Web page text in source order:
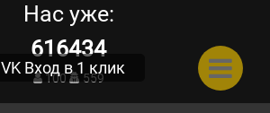
Нас уже:
616434
100 559
VK Вход в 1 клик